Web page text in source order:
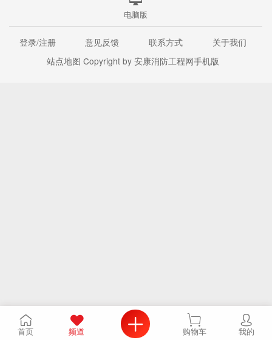
电脑版
登录/注册 意见反馈 联系方式
关于我们
站点地图 Copyright by 安康消防工程网手机版
首页 频道 购物车 我的